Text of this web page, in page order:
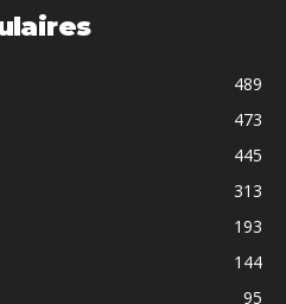
489
473
445
313
193
144
95